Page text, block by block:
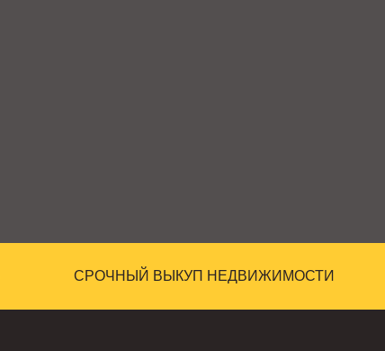
СРОЧНЫЙ ВЫКУП НЕДВИЖИМОСТИ